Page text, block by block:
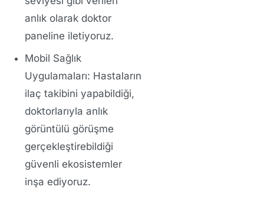
anlık olarak doktor
paneline iletiyoruz.
Mobil Sağlık
Uygulamaları: Hastaların
ilaç takibini yapabildiği,
doktorlarıyla anlık
görüntülü görüşme
gerçekleştirebildiği
güvenli ekosistemler
inşa ediyoruz.